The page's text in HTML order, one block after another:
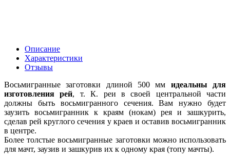
Описание
Характеристики
Отзывы
Восьмигранные заготовки длиной 500 мм идеальны для
изготовления рей, т. К. реи в своей центральной части
должны быть восьмигранного сечения. Вам нужно будет
заузить восьмигранник к краям (нокам) рея и зашкурить,
сделав рей круглого сечения у краев и оставив восьмигранник
в центре.
Более толстые восьмигранные заготовки можно использовать
для мачт, заузив и зашкурив их к одному края (топу мачты).